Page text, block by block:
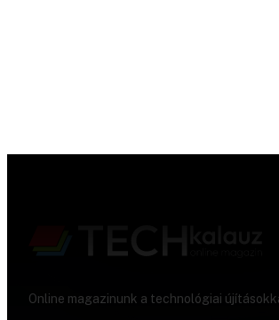
Online magazinunk a technológiai